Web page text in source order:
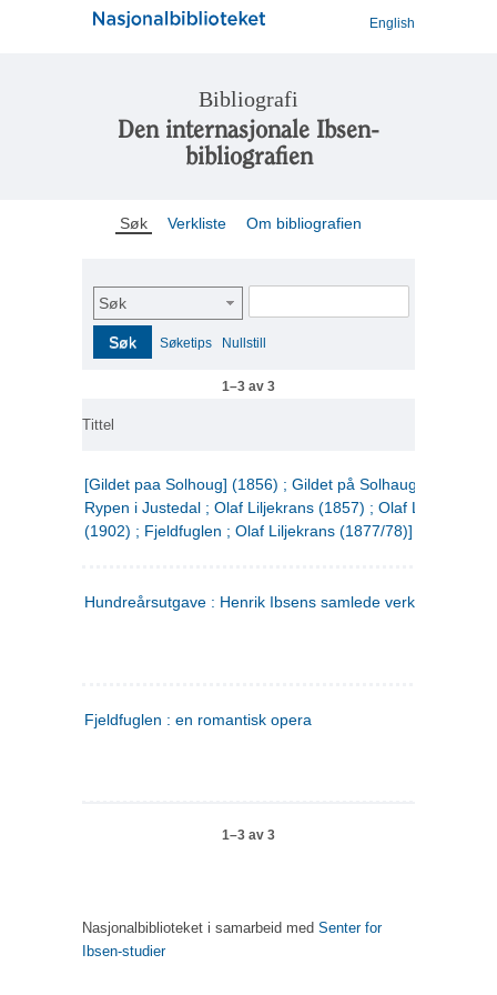
English
Bibliografi
Den internasjonale Ibsen-
bibliografien
Søk Verkliste Om bibliografien
Søk
Søk Søketips Nullstill
1–3 av 3
Tittel
[Gildet paa Solhoug] (1856) ; Gildet på Solhaug (1883) ;
Rypen i Justedal ; Olaf Liljekrans (1857) ; Olaf Liljekrans
(1902) ; Fjeldfuglen ; Olaf Liljekrans (1877/78)]
Hundreårsutgave : Henrik Ibsens samlede verker. 3
Fjeldfuglen : en romantisk opera
1–3 av 3
Nasjonalbiblioteket i samarbeid med Senter for
Ibsen-studier